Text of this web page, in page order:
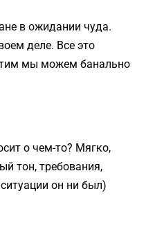
в ожидании чуда.
деле. Все это
мы можем банально
о чем-то? Мягко,
тон, требования,
он ни был)